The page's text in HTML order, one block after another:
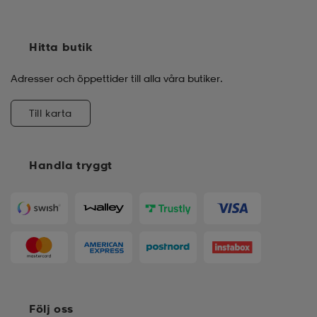
Handla tryggt
Hitta butik
Adresser och öppettider till alla våra butiker.
Till karta
Följ oss